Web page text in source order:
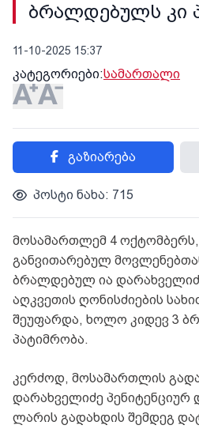
ბრალდებულს კი
11-10-2025 15:37
კატეგორიები:სამართალი
გაზიარება
პოსტი ნახა: 715
მოსამართლემ 4
განვითარებულ
ბრალდებულ ია
აღკვეთის ღონისძიების
შეუფარდა, ხოლო კიდევ 3
პატიმრობა.
კერძოდ, მოსამართლის
დარახველიძე პენიტენციურ
ლარის გადახდის შემდეგ